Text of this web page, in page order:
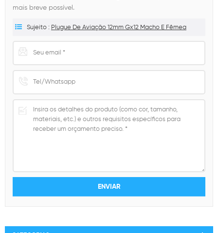
mais breve possível.
Sujeito : Plugue De Aviação 12mm Gx12 Macho E Fêmea